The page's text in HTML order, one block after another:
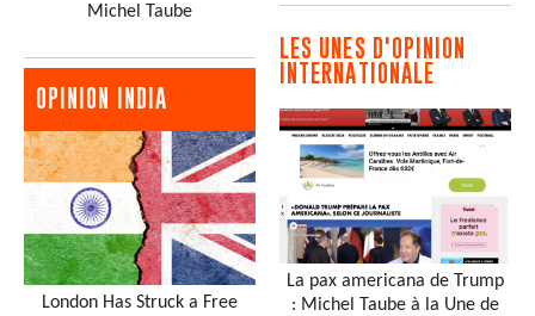
Michel Taube
OPINION INDIA
London Has Struck a Free
LES UNES D'OPINION
INTERNATIONALE
La pax americana de Trump
: Michel Taube à la Une de